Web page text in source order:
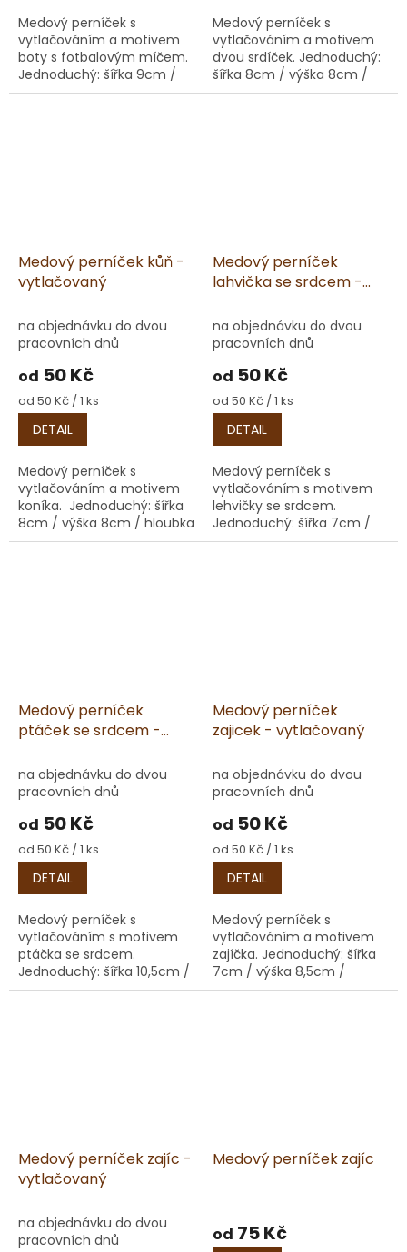
Medový perníček s
vytlačováním a motivem
boty s fotbalovým míčem.
Jednoduchý: šířka 9cm /
výška 7cm / hloubka 1cm /
Medový perníček s
vytlačováním a motivem
dvou srdíček. Jednoduchý:
šířka 8cm / výška 8cm /
hloubka 1cm / váha 18g
Medový perníček kůň -
vytlačovaný
na objednávku do dvou
pracovních dnů
od 50 Kč
Měrná
cena:
od 50 Kč / 1 ks
DETAIL
Medový perníček s
vytlačováním a motivem
koníka. Jednoduchý: šířka
8cm / výška 8cm / hloubka
1cm / váha 16g Lepený:
Medový perníček
lahvička se srdcem -
na objednávku do dvou
pracovních dnů
od 50 Kč
Měrná
cena:
od 50 Kč / 1 ks
DETAIL
Medový perníček s
vytlačováním s motivem
lehvičky se srdcem.
Jednoduchý: šířka 7cm /
výška 8,5cm / hloubka 1cm
Medový perníček
ptáček se srdcem -
na objednávku do dvou
pracovních dnů
od 50 Kč
Měrná
cena:
od 50 Kč / 1 ks
DETAIL
Medový perníček s
vytlačováním s motivem
ptáčka se srdcem.
Jednoduchý: šířka 10,5cm /
výška 6cm / hloubka 1cm /
Medový perníček
zajicek - vytlačovaný
na objednávku do dvou
pracovních dnů
od 50 Kč
Měrná
cena:
od 50 Kč / 1 ks
DETAIL
Medový perníček s
vytlačováním a motivem
zajíčka. Jednoduchý: šířka
7cm / výška 8,5cm /
hloubka 1cm / váha 20g
Medový perníček zajíc -
vytlačovaný
na objednávku do dvou
pracovních dnů
Medový perníček zajíc
od 75 Kč